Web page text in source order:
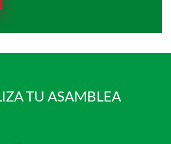
TU ASAMBLEA